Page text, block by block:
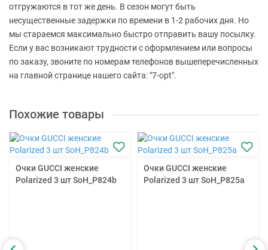
отгружаются в тот же день. В сезон могут быть
несущественные задержки по времени в 1-2 рабочих дня. Но
мы стараемся максимально быстро отправить вашу посылку.
Если у вас возникают трудности с оформлением или вопросы
по заказу, звоните по номерам телефонов вышеперечисленных
на главной странице нашего сайта: "7-opt".
Похожие товары
Очки GUCCI женские
Polarized 3 шт SoH_P824b
Очки GUCCI женские
Polarized 3 шт SoH_P825a